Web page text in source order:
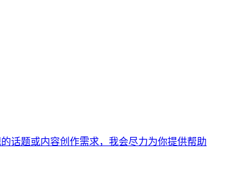
话题或内容创作需求，我会尽力为你提供帮助